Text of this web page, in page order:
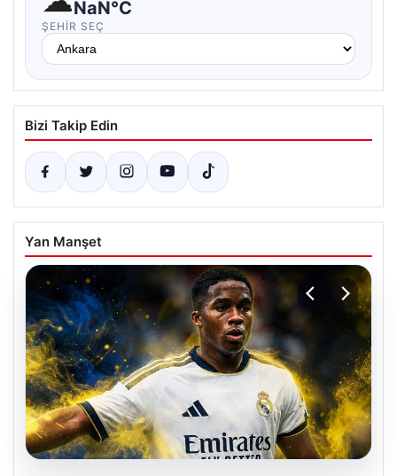
NaN°C
ŞEHIR SEÇ
Bizi Takip Edin
Yan Manşet